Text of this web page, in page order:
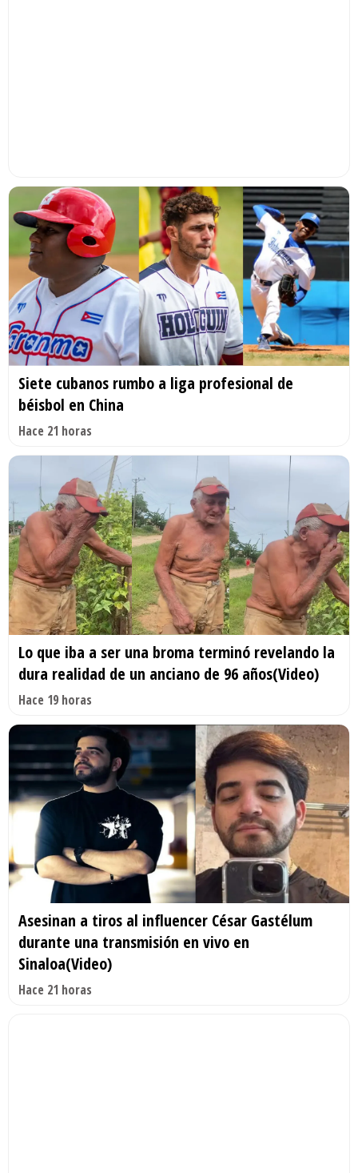
Siete cubanos rumbo a liga profesional de
béisbol en China
Hace 21 horas
Lo que iba a ser una broma terminó revelando la
dura realidad de un anciano de 96 años(Video)
Hace 19 horas
Asesinan a tiros al influencer César Gastélum
durante una transmisión en vivo en
Sinaloa(Video)
Hace 21 horas